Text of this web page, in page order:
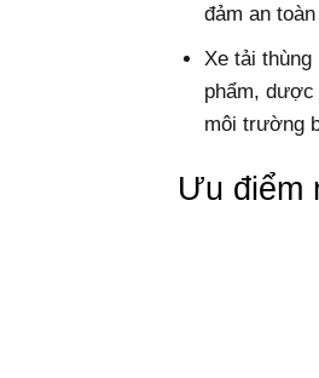
đảm an
Xe tải
phẩm, dược
môi trường
Ưu điểm